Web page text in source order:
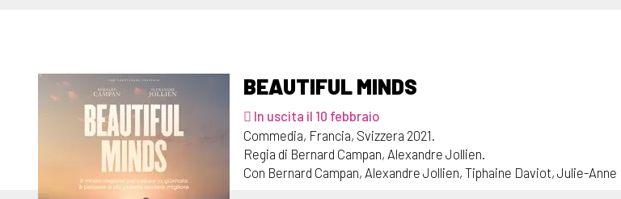
BEAUTIFUL MINDS
In uscita il 10 febbraio
Commedia, Francia, Svizzera 2021.
Regia di Bernard Campan, Alexandre Jollien.
Con Bernard Campan, Alexandre Jollien, Tiphaine Daviot, Julie-Anne